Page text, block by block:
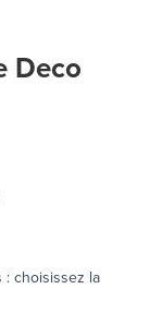
Deco
: choisissez la